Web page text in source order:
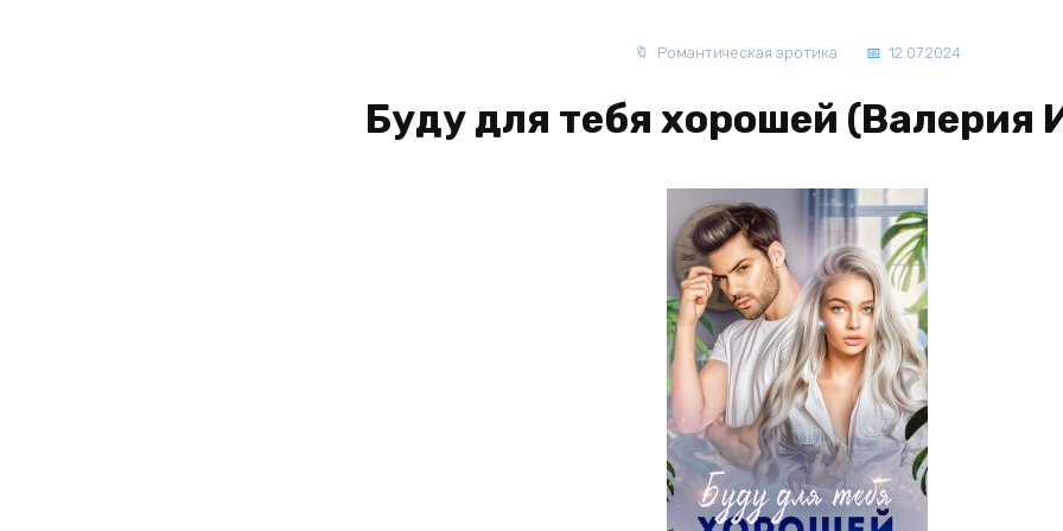
Романтическая эротика 12.07.2024
Буду для тебя хорошей (Валерия